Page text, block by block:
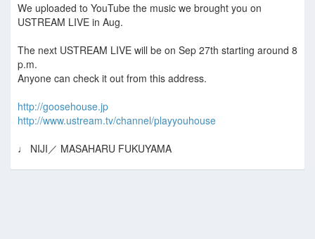
We uploaded to YouTube the music we brought you on
USTREAM LIVE in Aug.
The next USTREAM LIVE will be on Sep 27th starting around 8
p.m.
Anyone can check it out from this address.
http://goosehouse.jp
http://www.ustream.tv/channel/playyouhouse
♩ NIJI／ MASAHARU FUKUYAMA